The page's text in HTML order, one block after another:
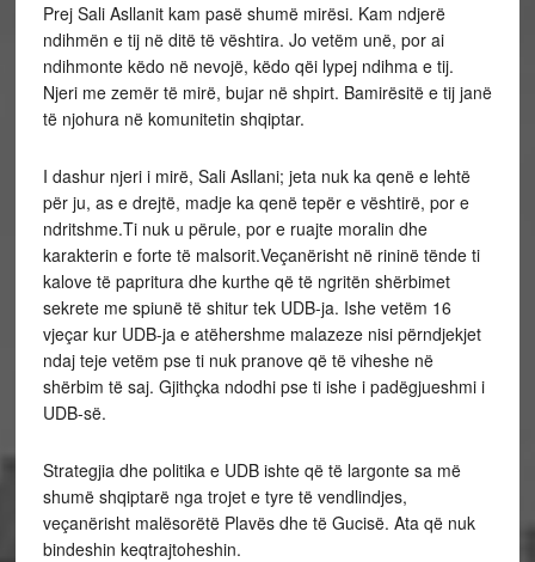
Prej Sali Asllanit kam pasë shumë mirësi. Kam ndjerë
ndihmën e tij në ditë të vështira. Jo vetëm unë, por ai
ndihmonte këdo në nevojë, këdo qëi lypej ndihma e tij.
Njeri me zemër të mirë, bujar në shpirt. Bamirësitë e tij janë
të njohura në komunitetin shqiptar.
I dashur njeri i mirë, Sali Asllani; jeta nuk ka qenë e lehtë
për ju, as e drejtë, madje ka qenë tepër e vështirë, por e
ndritshme.Ti nuk u përule, por e ruajte moralin dhe
karakterin e forte të malsorit.Veçanërisht në rininë tënde ti
kalove të papritura dhe kurthe që të ngritën shërbimet
sekrete me spiunë të shitur tek UDB-ja. Ishe vetëm 16
vjeçar kur UDB-ja e atëhershme malazeze nisi përndjekjet
ndaj teje vetëm pse ti nuk pranove që të viheshe në
shërbim të saj. Gjithçka ndodhi pse ti ishe i padëgjueshmi i
UDB-së.
Strategjia dhe politika e UDB ishte që të largonte sa më
shumë shqiptarë nga trojet e tyre të vendlindjes,
veçanërisht malësorëtë Plavës dhe të Gucisë. Ata që nuk
bindeshin keqtrajtoheshin.